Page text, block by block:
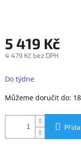
podmínky
Autorizované
Rozšíření
a
Splátky
5 419 Kč
4 479 Kč bez DPH
cena:
Do týdne
Můžeme doručit do: